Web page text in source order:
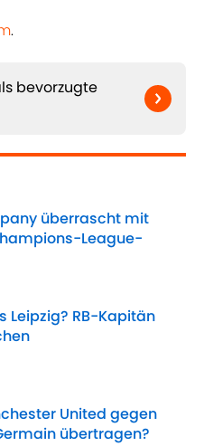
.
bevorzugte
überrascht mit
League-
Date
Leipzig? RB-Kapitän
Date
United gegen
übertragen?